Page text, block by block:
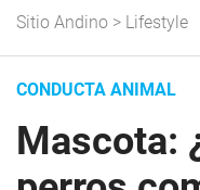
Sitio Andino > Lifestyle
CONDUCTA ANIMAL
Mascota: